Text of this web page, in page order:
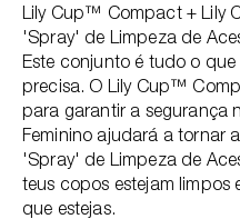
Lily Cup™ Compact + Lily
'Spray' de Limpeza de
Este conjunto é tudo o
precisa. O Lily Cup™
para garantir a segurança
Feminino ajudará a tornar
'Spray' de Limpeza de
teus copos estejam limpos
que estejas.